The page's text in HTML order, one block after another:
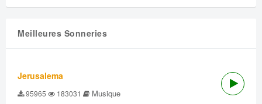
Meilleures Sonneries
Jerusalema
95965 183031 Musique